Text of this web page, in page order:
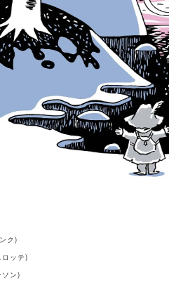
ク)
ッテ)
ン)